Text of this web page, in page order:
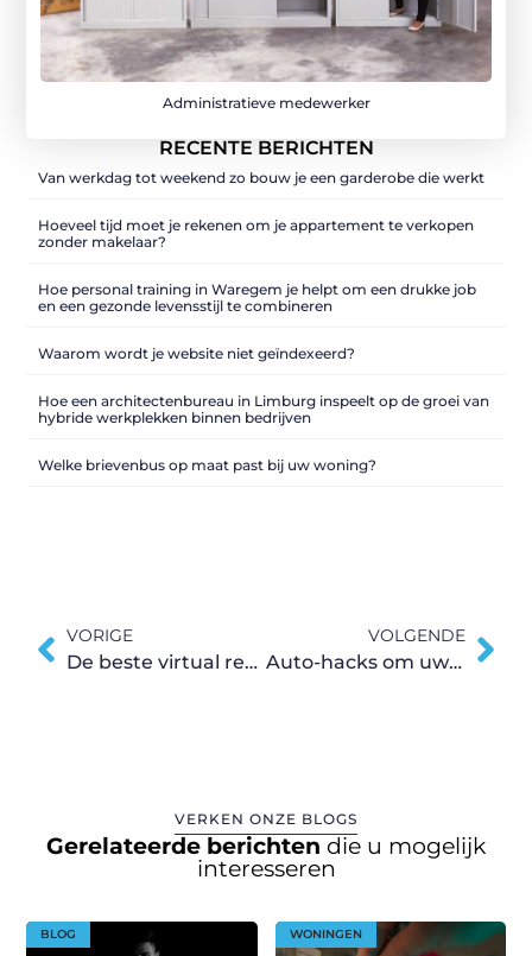
Administratieve medewerker
RECENTE BERICHTEN
Van werkdag tot weekend zo bouw je een garderobe die werkt
Hoeveel tijd moet je rekenen om je appartement te verkopen
zonder makelaar?
Hoe personal training in Waregem je helpt om een drukke job
en een gezonde levensstijl te combineren
Waarom wordt je website niet geïndexeerd?
Hoe een architectenbureau in Limburg inspeelt op de groei van
hybride werkplekken binnen bedrijven
Welke brievenbus op maat past bij uw woning?
VORIGE
De beste virtual reality bril
VOLGENDE
Auto-hacks om uw leven gemakkelijker te maken
VERKEN ONZE BLOGS
Gerelateerde berichten die u mogelijk
interesseren
BLOG WONINGEN